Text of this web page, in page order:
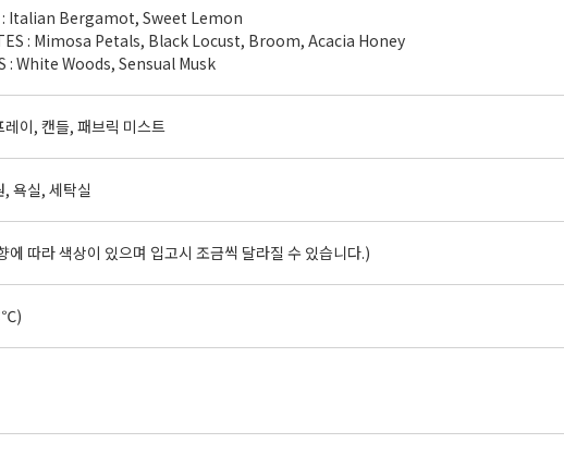
: Italian Bergamot, Sweet Lemon
: Mimosa Petals, Black Locust, Broom, Acacia Honey
: White Woods, Sensual Musk
이, 캔들, 패브릭 미스트
욕실, 세탁실
에 따라 색상이 있으며 입고시 조금씩 달라질 수 있습니다.)